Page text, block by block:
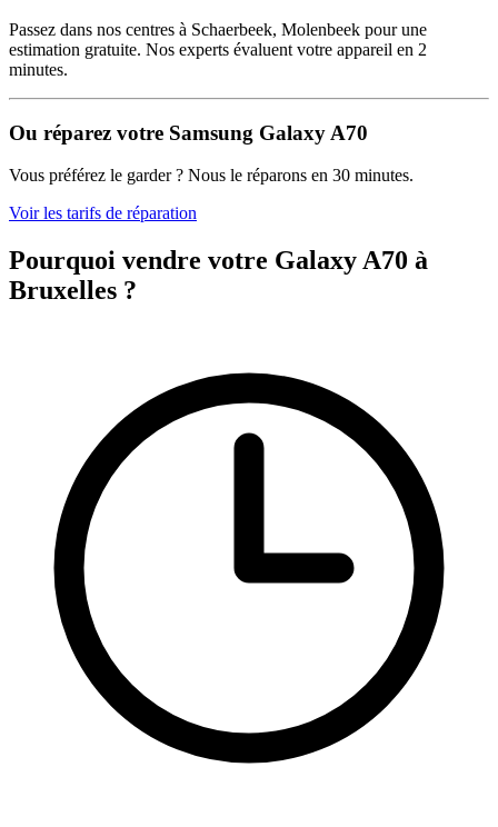
Passez dans nos centres à Schaerbeek, Molenbeek pour une
estimation gratuite. Nos experts évaluent votre appareil en 2
minutes.
Ou réparez votre Samsung Galaxy A70
Vous préférez le garder ? Nous le réparons en 30 minutes.
Voir les tarifs de réparation
Pourquoi vendre votre Galaxy A70 à
Bruxelles ?